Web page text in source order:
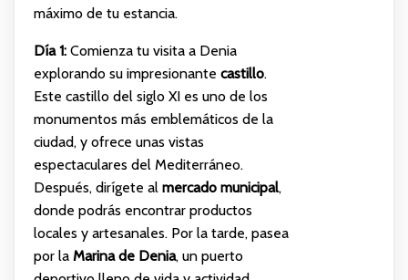
máximo de tu estancia.
Día 1:Comienza tu visita a Denia
explorando su impresionante castillo.
Este castillo del siglo XI es uno de los
monumentos más emblemáticos de la
ciudad, y ofrece unas vistas
espectaculares del Mediterráneo.
Después, dirígete al mercado municipal,
donde podrás encontrar productos
locales y artesanales. Por la tarde, pasea
por la Marina de Denia, un puerto